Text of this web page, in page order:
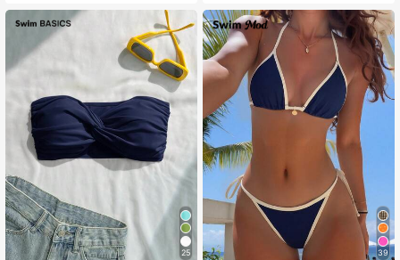
136K 追蹤者
25 39